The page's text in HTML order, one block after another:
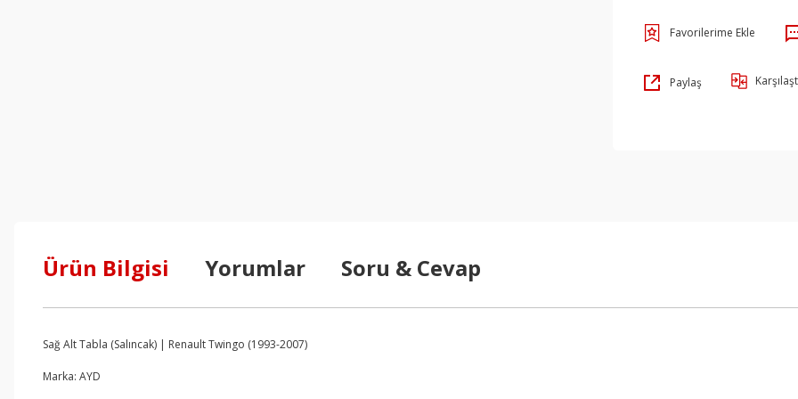
Paylaş
Ürün Bilgisi Yorumlar Soru & Cevap
Sağ Alt Tabla (Salıncak) | Renault Twingo (1993-2007)
Marka: AYD